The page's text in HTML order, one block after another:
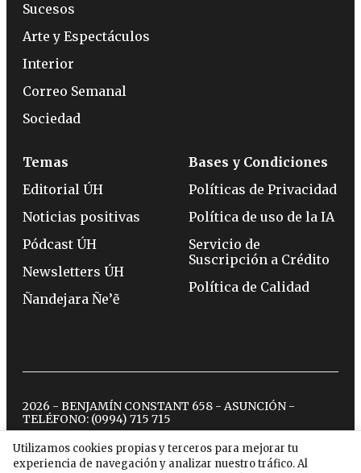
Utilizamos cookies propias y terceros para mejorar tu
experiencia de navegación y analizar nuestro tráfico. Al
Sucesos
Arte y Espectáculos
Interior
Correo Semanal
Sociedad
Temas
Editorial ÚH
Noticias positivas
Pódcast ÚH
Newsletters ÚH
Ñandejara Ñe’ẽ
Bases y Condiciones
Políticas de Privacidad
Política de uso de la IA
Servicio de
Suscripción a Crédito
Política de Calidad
2026 - BENJAMÍN CONSTANT 658 - ASUNCIÓN -
TELÉFONO: (0994) 715 715